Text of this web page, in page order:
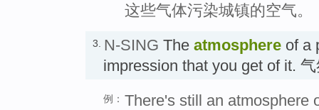
这些气体污染城镇的空气。
3. N-SING The atmosphere of a
impression that you get of it.
例： There's still an atmosphere